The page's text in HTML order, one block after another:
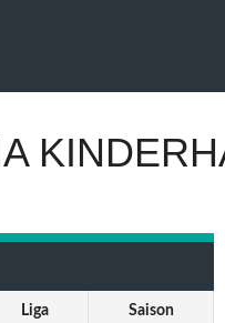
Liga Saison